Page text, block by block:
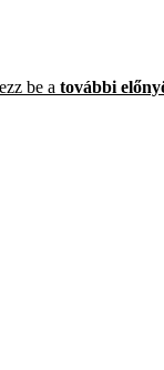
be a további